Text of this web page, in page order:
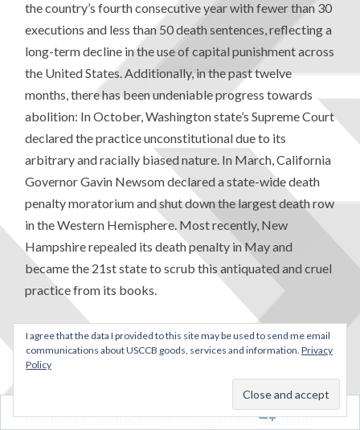
the country’s fourth consecutive year with fewer than 30
executions and less than 50 death sentences, reflecting a
long-term decline in the use of capital punishment across
the United States. Additionally, in the past twelve
months, there has been undeniable progress towards
abolition: In October, Washington state’s Supreme Court
declared the practice unconstitutional due to its
arbitrary and racially biased nature. In March, California
Governor Gavin Newsom declared a state-wide death
penalty moratorium and shut down the largest death row
in the Western Hemisphere. Most recently, New
Hampshire repealed its death penalty in May and
became the 21st state to scrub this antiquated and cruel
practice from its books.
As Catholics, the Bishops’ recent confirmation of the
revision in the U.S. edition of the Catechism is a timely
opportunity to build a culture of life that is, in the words
of Saint John Paul II, “unconditionally pro-life.” While it is
true there is much evidence to suggest that the death
I agree that the data I provided to this site may be used to send me email
communications about USCCB goods, services and information. Privacy
Policy
Follow